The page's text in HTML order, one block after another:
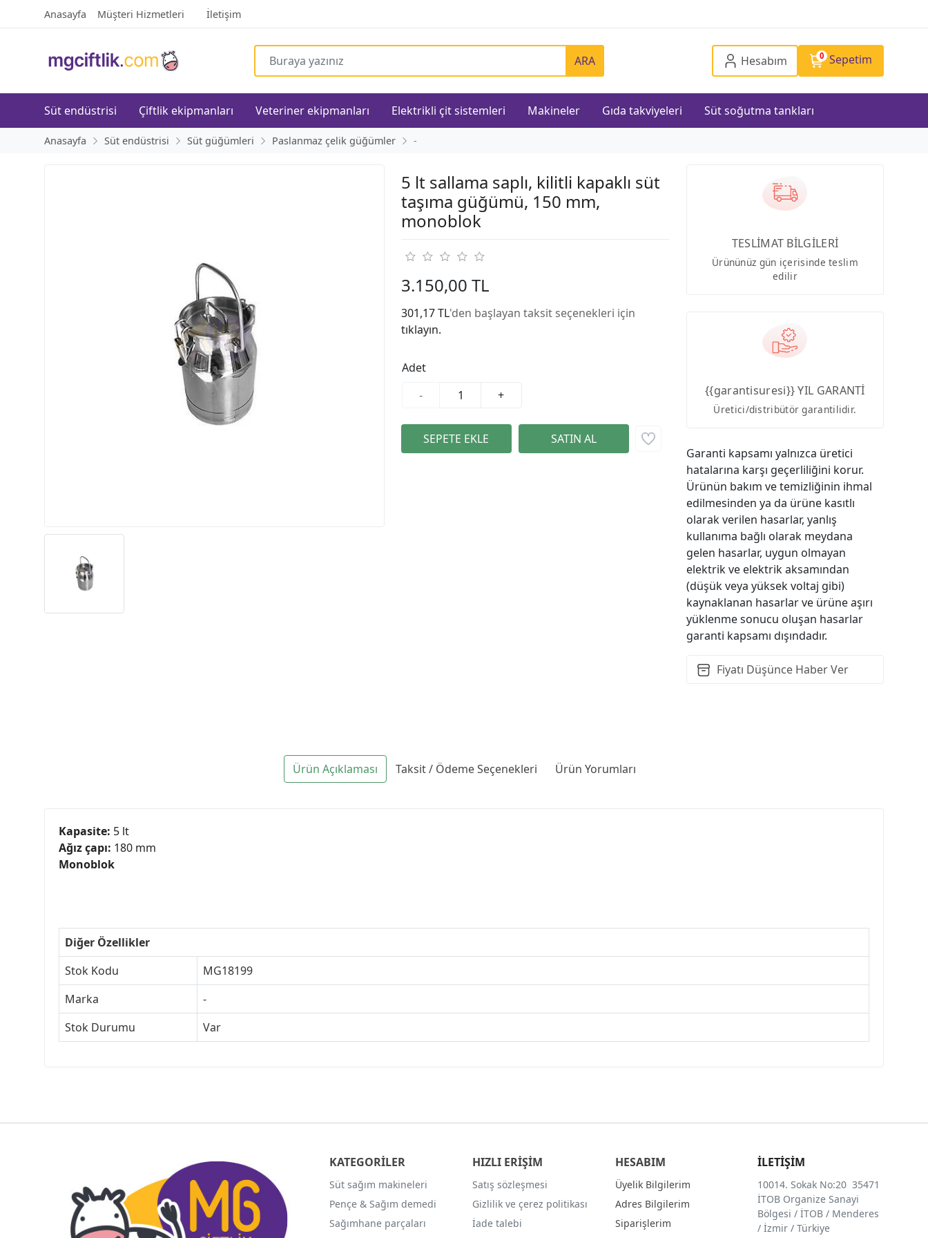
Anasayfa Müşteri Hizmetleri İletişim
ARA Hesabım 0 Sepetim
Süt endüstrisi Çiftlik ekipmanları Veteriner ekipmanları Elektrikli çit sistemleri Makineler Gıda takviyeleri Süt soğutma tankları
Anasayfa Süt endüstrisi Süt güğümleri Paslanmaz çelik güğümler -
5 lt sallama saplı, kilitli kapaklı süt
taşıma güğümü, 150 mm,
monoblok
3.150,00 TL
301,17 TL'den başlayan taksit seçenekleri için
tıklayın.
Adet
-
+
TESLİMAT BİLGİLERİ
Ürününüz gün içerisinde teslim
edilir
{{garantisuresi}} YIL GARANTİ
Üretici/distribütör garantilidir.
Garanti kapsamı yalnızca üretici
hatalarına karşı geçerliliğini korur.
Ürünün bakım ve temizliğinin ihmal
edilmesinden ya da ürüne kasıtlı
olarak verilen hasarlar, yanlış
kullanıma bağlı olarak meydana
gelen hasarlar, uygun olmayan
elektrik ve elektrik aksamından
(düşük veya yüksek voltaj gibi)
kaynaklanan hasarlar ve ürüne aşırı
yüklenme sonucu oluşan hasarlar
garanti kapsamı dışındadır.
Fiyatı Düşünce Haber Ver
Ürün Açıklaması Taksit / Ödeme Seçenekleri Ürün Yorumları
Kapasite: 5 lt
Ağız çapı: 180 mm
Monoblok
Diğer Özellikler
Stok Kodu
MG18199
Marka
-
Stok Durumu
Var
KATEGORİLER
Süt sağım makineleri
Pençe & Sağım demedi
Sağımhane parçaları
HIZLI ERİŞİM
Satış sözleşmesi
Gizlilik ve çerez politikası
İade talebi
HESABIM
Üyelik Bilgilerim
Adres Bilgilerim
Siparişlerim
İLETİŞİM
10014. Sokak No:20 35471
İTOB Organize Sanayi
Bölgesi / İTOB / Menderes
/ İzmir / Türkiye